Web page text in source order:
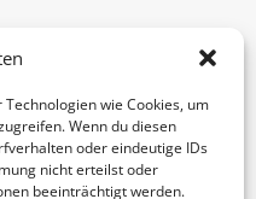
wie Cookies, um
Wenn du diesen
oder eindeutige IDs
nicht erteilst oder
beeinträchtigt werden.